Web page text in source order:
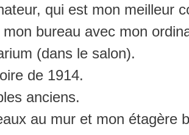
qui est mon meilleur
bureau avec mon
(dans le salon).
de 1914.
anciens.
au mur et mon étagère